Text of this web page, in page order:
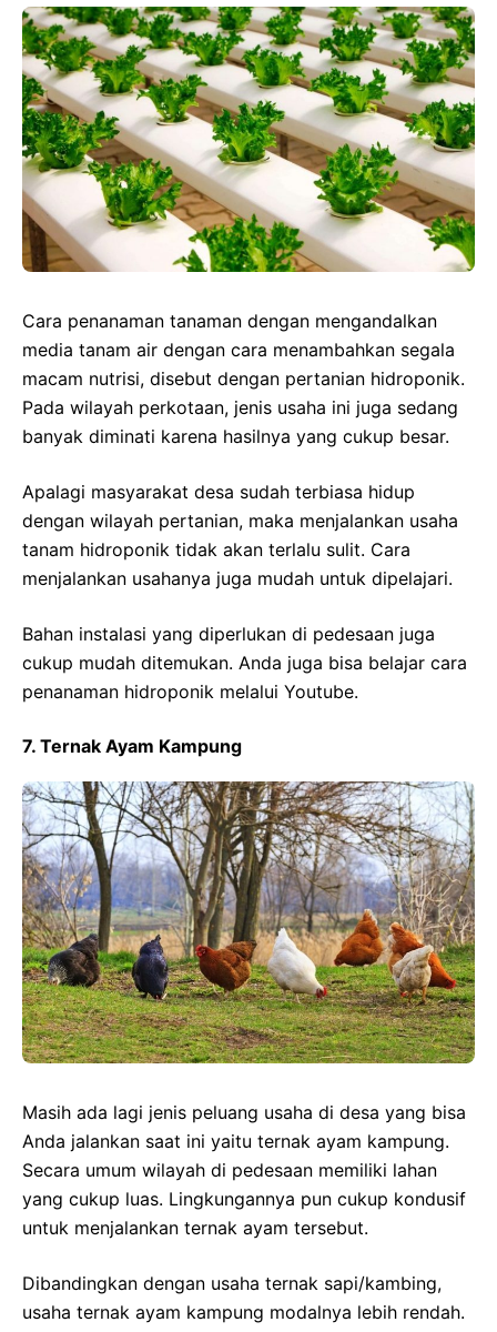
Cara penanaman tanaman dengan mengandalkan
media tanam air dengan cara menambahkan segala
macam nutrisi, disebut dengan pertanian hidroponik.
Pada wilayah perkotaan, jenis usaha ini juga sedang
banyak diminati karena hasilnya yang cukup besar.
Apalagi masyarakat desa sudah terbiasa hidup
dengan wilayah pertanian, maka menjalankan usaha
tanam hidroponik tidak akan terlalu sulit. Cara
menjalankan usahanya juga mudah untuk dipelajari.
Bahan instalasi yang diperlukan di pedesaan juga
cukup mudah ditemukan. Anda juga bisa belajar cara
penanaman hidroponik melalui Youtube.
7. Ternak Ayam Kampung
Masih ada lagi jenis peluang usaha di desa yang bisa
Anda jalankan saat ini yaitu ternak ayam kampung.
Secara umum wilayah di pedesaan memiliki lahan
yang cukup luas. Lingkungannya pun cukup kondusif
untuk menjalankan ternak ayam tersebut.
Dibandingkan dengan usaha ternak sapi/kambing,
usaha ternak ayam kampung modalnya lebih rendah.